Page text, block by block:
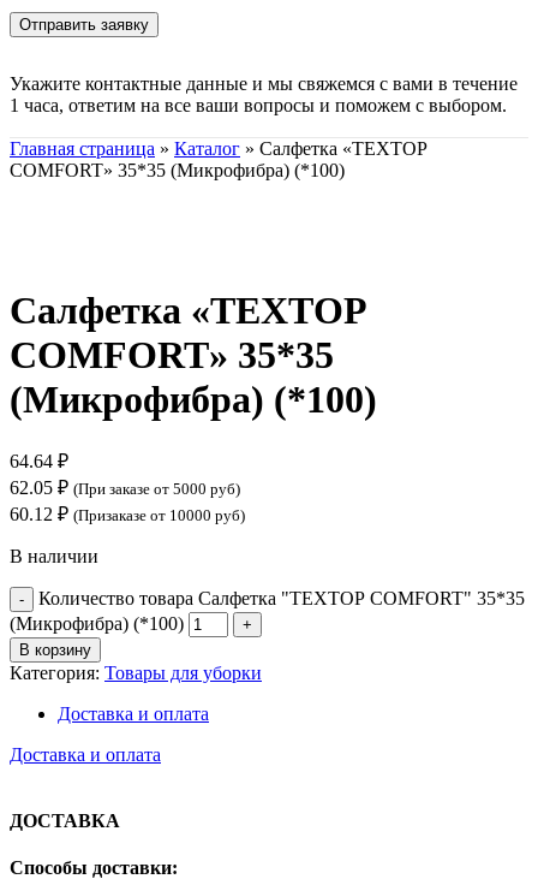
Укажите контактные данные и мы свяжемся с вами в течение
1 часа, ответим на все ваши вопросы и поможем с выбором.
Главная страница » Каталог » Салфетка «ТЕХТОР
COMFORT» 35*35 (Микрофибра) (*100)
Салфетка «ТЕХТОР
COMFORT» 35*35
(Микрофибра) (*100)
64.64 ₽
62.05 ₽ (При заказе от 5000 руб)
60.12 ₽ (Призаказе от 10000 руб)
В наличии
Количество товара Салфетка "ТЕХТОР COMFORT" 35*35
(Микрофибра) (*100)
В корзину
Категория: Товары для уборки
Доставка и оплата
Доставка и оплата
ДОСТАВКА
Способы доставки: